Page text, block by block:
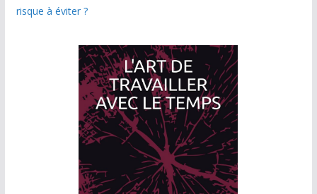
risque à éviter ?